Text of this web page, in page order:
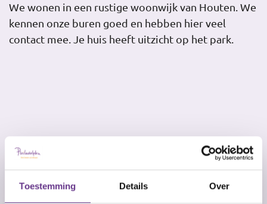
Toestemming Details Over
We wonen in een rustige woonwijk van Houten. We
kennen onze buren goed en hebben hier veel
contact mee. Je huis heeft uitzicht op het park.
"Als het mooi weer is,